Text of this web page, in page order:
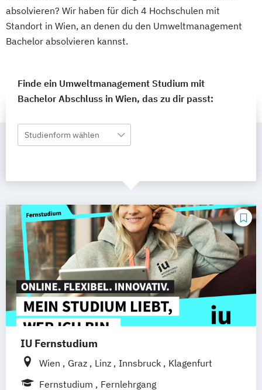
absolvieren? Wir haben für dich 4 Hochschulen mit
Standort in Wien, an denen du den Umweltmanagement
Bachelor absolvieren kannst.
Finde ein Umweltmanagement Studium mit
Bachelor Abschluss in Wien, das zu dir passt:
Studienform wählen
IU Fernstudium
Wien Graz Linz Innsbruck
Klagenfurt
Fernstudium
Fernlehrgang